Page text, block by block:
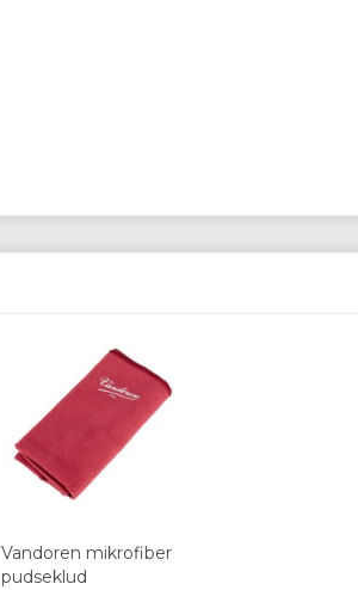
Vandoren mikrofiber
pudseklud